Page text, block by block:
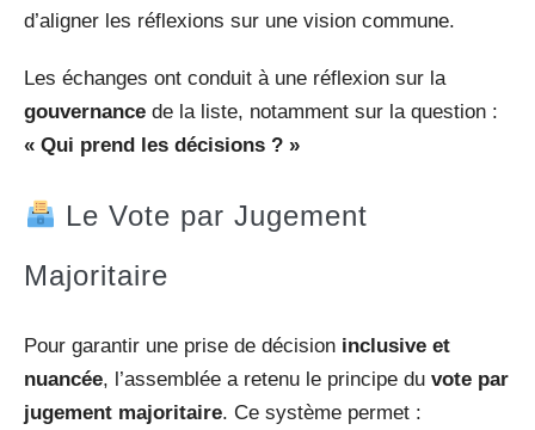
d’aligner les réflexions sur une vision commune.
Les échanges ont conduit à une réflexion sur la
gouvernance de la liste, notamment sur la question :
« Qui prend les décisions ? »
Le Vote par Jugement
Majoritaire
Pour garantir une prise de décision inclusive et
nuancée, l’assemblée a retenu le principe du vote par
jugement majoritaire. Ce système permet :